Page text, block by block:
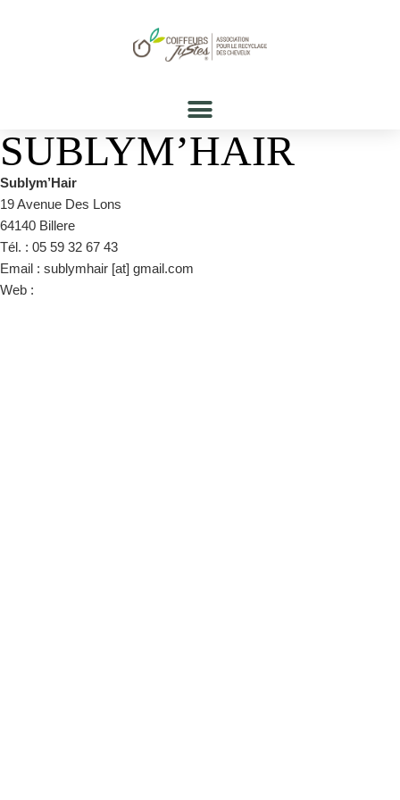
SUBLYM’HAIR
Sublym’Hair
19 Avenue Des Lons
64140 Billere
Tél. : 05 59 32 67 43
Email : sublymhair [at] gmail.com
Web :